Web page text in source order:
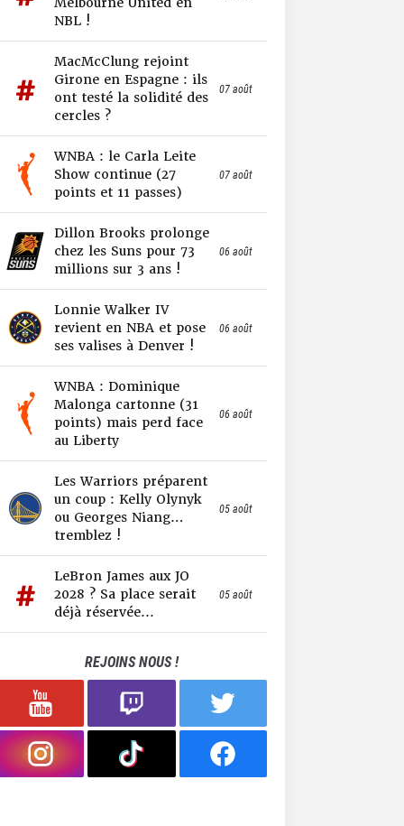
NBL !
MacMcClung rejoint
Girone en Espagne : ils
ont testé la solidité des
cercles ?
07 août
WNBA : le Carla Leite
Show continue (27
points et 11 passes)
07 août
Dillon Brooks prolonge
chez les Suns pour 73
millions sur 3 ans !
06 août
Lonnie Walker IV
revient en NBA et pose
ses valises à Denver !
06 août
WNBA : Dominique
Malonga cartonne (31
points) mais perd face
au Liberty
06 août
Les Warriors préparent
un coup : Kelly Olynyk
ou Georges Niang…
tremblez !
05 août
LeBron James aux JO
2028 ? Sa place serait
déjà réservée...
05 août
REJOINS NOUS !